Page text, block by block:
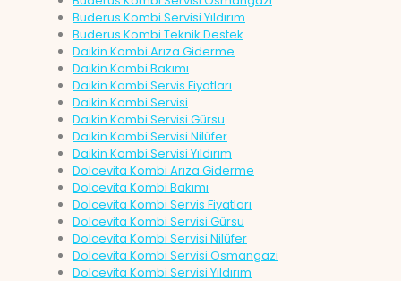
Buderus Kombi Servisi Yıldırım
Buderus Kombi Teknik Destek
Daikin Kombi Arıza Giderme
Daikin Kombi Bakımı
Daikin Kombi Servis Fiyatları
Daikin Kombi Servisi
Daikin Kombi Servisi Gürsu
Daikin Kombi Servisi Nilüfer
Daikin Kombi Servisi Yıldırım
Dolcevita Kombi Arıza Giderme
Dolcevita Kombi Bakımı
Dolcevita Kombi Servis Fiyatları
Dolcevita Kombi Servisi Gürsu
Dolcevita Kombi Servisi Nilüfer
Dolcevita Kombi Servisi Osmangazi
Dolcevita Kombi Servisi Yıldırım